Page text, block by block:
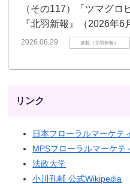
（その117）「ツマグロ
『北羽新報』（2026年6
2026.06.29 連載（北羽新報）
リンク
日本フローラルマーケテ
MPSフローラルマーケテ
法政大学
小川孔輔 公式Wikipedia